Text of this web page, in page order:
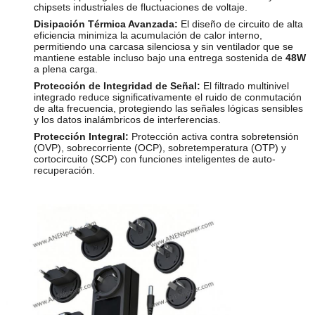
chipsets industriales de fluctuaciones de voltaje.
Disipación Térmica Avanzada: El diseño de circuito de alta
eficiencia minimiza la acumulación de calor interno,
permitiendo una carcasa silenciosa y sin ventilador que se
mantiene estable incluso bajo una entrega sostenida de 48W
a plena carga.
Protección de Integridad de Señal: El filtrado multinivel
integrado reduce significativamente el ruido de conmutación
de alta frecuencia, protegiendo las señales lógicas sensibles
y los datos inalámbricos de interferencias.
Protección Integral: Protección activa contra sobretensión
(OVP), sobrecorriente (OCP), sobretemperatura (OTP) y
cortocircuito (SCP) con funciones inteligentes de auto-
recuperación.